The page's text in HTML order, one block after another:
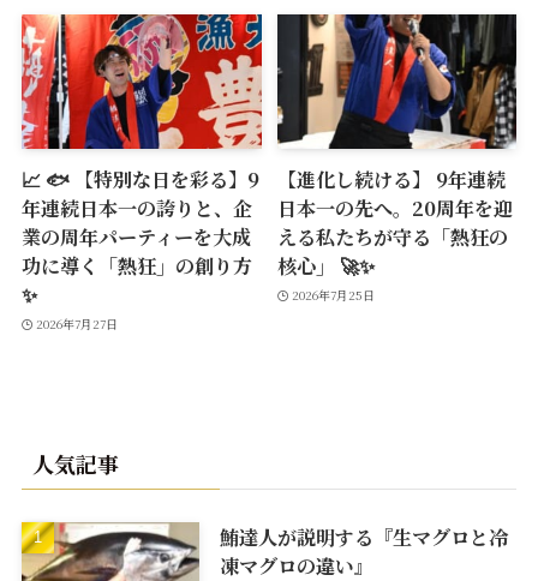
📈 🐟 【特別な日を彩る】9
年連続日本一の誇りと、企
業の周年パーティーを大成
功に導く「熱狂」の創り方
✨
2026年7月27日
【進化し続ける】 9年連続
日本一の先へ。20周年を迎
える私たちが守る「熱狂の
核心」 🚀✨
2026年7月25日
人気記事
鮪達人が説明する『生マグロと冷
凍マグロの違い』